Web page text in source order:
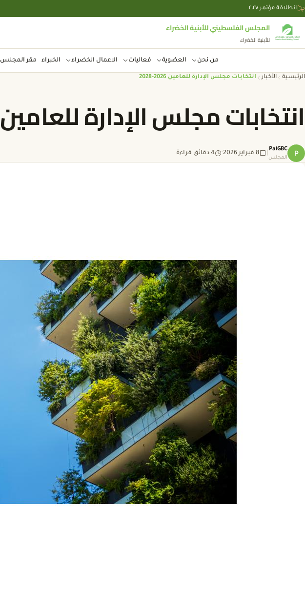
Skip to content
انطلاقة مؤتمر ٢٠٢٧
المجلس الفلسطيني للأبنية الخضراء
للأبنية الخضراء
من نحن العضوية فعاليات الاعمال الخضراء الخبراء مقر المجلس
الرئيسية الأخبار انتخابات مجلس الإدارة للعامين 2026-2028
انتخابات مجلس الإدارة للعامين 2026-2028
P
PalGBC
المجلس
8 فبراير 2026 · 4 دقائق قراءة